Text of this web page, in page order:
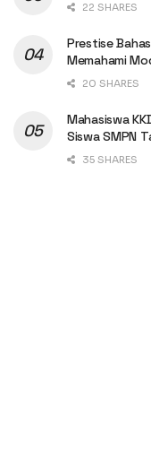
22 SHARES
Prestise
Memahami
20 SHARES
Mahasiswa
Siswa SMPN
35 SHARES